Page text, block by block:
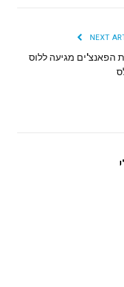
NEXT